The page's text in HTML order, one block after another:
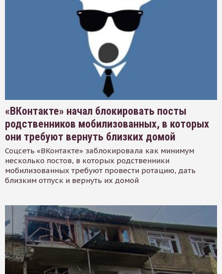
«ВКонтакте» начал блокировать посты
родственников мобилизованных, в которых
они требуют вернуть близких домой
Соцсеть «ВКонтакте» заблокировала как минимум
несколько постов, в которых родственники
мобилизованных требуют провести ротацию, дать
близким отпуск и вернуть их домой